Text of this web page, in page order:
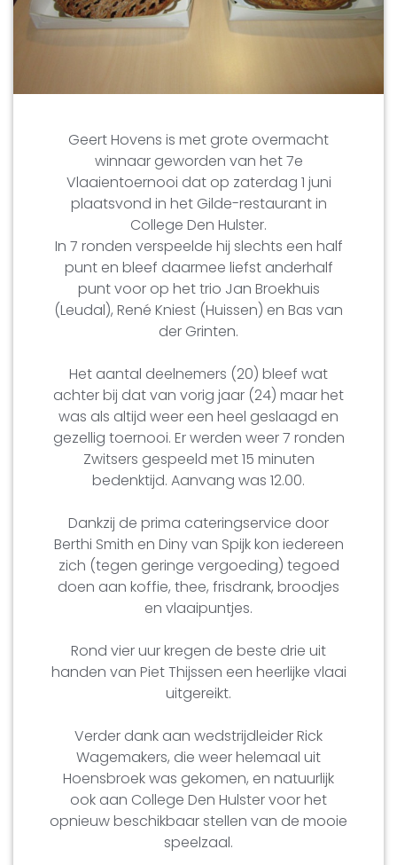
Geert Hovens is met grote overmacht
winnaar geworden van het 7e
Vlaaientoernooi dat op zaterdag 1 juni
plaatsvond in het Gilde-restaurant in
College Den Hulster.
In 7 ronden verspeelde hij slechts een half
punt en bleef daarmee liefst anderhalf
punt voor op het trio Jan Broekhuis
(Leudal), René Kniest (Huissen) en Bas van
der Grinten.
Het aantal deelnemers (20) bleef wat
achter bij dat van vorig jaar (24) maar het
was als altijd weer een heel geslaagd en
gezellig toernooi. Er werden weer 7 ronden
Zwitsers gespeeld met 15 minuten
bedenktijd. Aanvang was 12.00.
Dankzij de prima cateringservice door
Berthi Smith en Diny van Spijk kon iedereen
zich (tegen geringe vergoeding) tegoed
doen aan koffie, thee, frisdrank, broodjes
en vlaaipuntjes.
Rond vier uur kregen de beste drie uit
handen van Piet Thijssen een heerlijke vlaai
uitgereikt.
Verder dank aan wedstrijdleider Rick
Wagemakers, die weer helemaal uit
Hoensbroek was gekomen, en natuurlijk
ook aan College Den Hulster voor het
opnieuw beschikbaar stellen van de mooie
speelzaal.